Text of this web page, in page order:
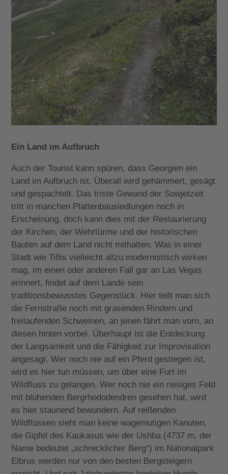
Ein Land im Aufbruch
Auch der Tourist kann spüren, dass Georgien ein
Land im Aufbruch ist. Überall wird gehämmert, gesägt
und gespachtelt. Das triste Gewand der Sowjetzeit
tritt in manchen Plattenbausiedlungen noch in
Erscheinung, doch kann dies mit der Restaurierung
der Kirchen, der Wehrtürme und der historischen
Bauten auf dem Land nicht mithalten. Was in einer
Stadt wie Tiflis vielleicht allzu modernistisch wirken
mag, im einen oder anderen Fall gar an Las Vegas
erinnert, findet auf dem Lande sein
traditionsbewusstes Gegenstück. Hier teilt man sich
die Fernstraße noch mit grasenden Rindern und
freilaufenden Schweinen, an jenen fährt man vorn, an
diesen hinten vorbei. Überhaupt ist die Entdeckung
der Langsamkeit und die Fähigkeit zur Improvisation
angesagt. Wer noch nie auf ein Pferd gestiegen ist,
wird es hier tun müssen, um über eine Furt im
Wildfluss zu gelangen. Wer noch nie ein riesiges Feld
mit blühenden Bergrhododendren gesehen hat, wird
es hier staunend bewundern. Auf reißenden
Wildflüssen sieht man keine wagemutigen Kanuten,
die Gipfel des Kaukasus wie der Ushba (4737 m, der
Name bedeutet „schrecklicher Berg“) im Nationalpark
Elbrus werden nur von den besten Bergsteigern